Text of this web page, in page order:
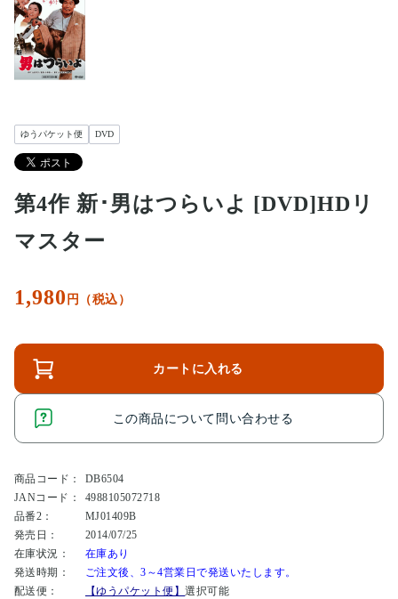
ゆうパケット便 DVD
第4作 新･男はつらいよ [DVD]HDリ
マスター
1,980 円（税込）
カートに入れる
この商品について問い合わせる
商品コード：
DB6504
JANコード：
4988105072718
品番2：
MJ01409B
発売日：
2014/07/25
在庫状況：
在庫あり
発送時期：
ご注文後、3～4営業日で発送いたします。
配送便：
【ゆうパケット便】選択可能